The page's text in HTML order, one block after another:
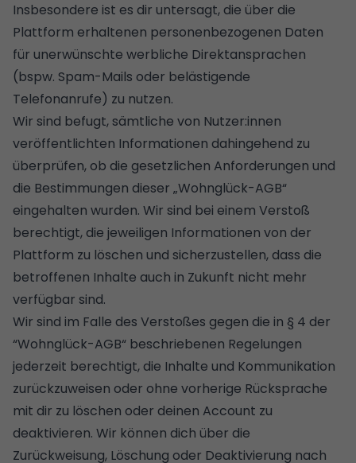
Insbesondere ist es dir untersagt, die über die
Plattform erhaltenen personenbezogenen Daten
für unerwünschte werbliche Direktansprachen
(bspw. Spam-Mails oder belästigende
Telefonanrufe) zu nutzen.
Wir sind befugt, sämtliche von Nutzer:innen
veröffentlichten Informationen dahingehend zu
überprüfen, ob die gesetzlichen Anforderungen und
die Bestimmungen dieser „Wohnglück-AGB“
eingehalten wurden. Wir sind bei einem Verstoß
berechtigt, die jeweiligen Informationen von der
Plattform zu löschen und sicherzustellen, dass die
betroffenen Inhalte auch in Zukunft nicht mehr
verfügbar sind.
Wir sind im Falle des Verstoßes gegen die in § 4 der
“Wohnglück-AGB“ beschriebenen Regelungen
jederzeit berechtigt, die Inhalte und Kommunikation
zurückzuweisen oder ohne vorherige Rücksprache
mit dir zu löschen oder deinen Account zu
deaktivieren. Wir können dich über die
Zurückweisung, Löschung oder Deaktivierung nach